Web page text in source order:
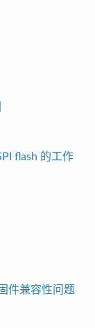
flash 的工作
件兼容性问题